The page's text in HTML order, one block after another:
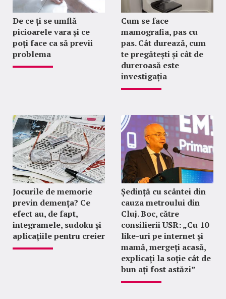
De ce ți se umflă
picioarele vara și ce
poți face ca să previi
problema
Cum se face
mamografia, pas cu
pas. Cât durează, cum
te pregătești și cât de
dureroasă este
investigația
Jocurile de memorie
previn demența? Ce
efect au, de fapt,
integramele, sudoku și
aplicațiile pentru creier
Ședință cu scântei din
cauza metroului din
Cluj. Boc, către
consilierii USR: „Cu 10
like-uri pe internet și
mamă, mergeți acasă,
explicați la soție cât de
bun ați fost astăzi”